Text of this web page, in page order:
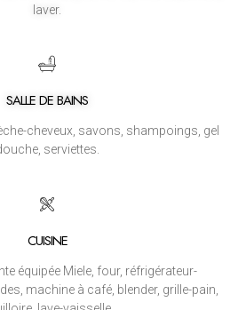
laver.
SALLE DE BAINS
cheveux, savons, shampoings, gel
serviettes.
CUISINE
équipée Miele, four, réfrigérateur-
machine à café, blender, grille-pain,